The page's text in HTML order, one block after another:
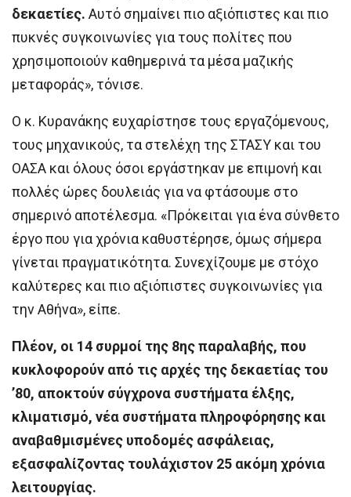
δεκαετίες. Αυτό σημαίνει πιο αξιόπιστες και πιο
πυκνές συγκοινωνίες για τους πολίτες που
χρησιμοποιούν καθημερινά τα μέσα μαζικής
μεταφοράς», τόνισε.
Ο κ. Κυρανάκης ευχαρίστησε τους εργαζόμενους,
τους μηχανικούς, τα στελέχη της ΣΤΑΣΥ και του
ΟΑΣΑ και όλους όσοι εργάστηκαν με επιμονή και
πολλές ώρες δουλειάς για να φτάσουμε στο
σημερινό αποτέλεσμα. «Πρόκειται για ένα σύνθετο
έργο που για χρόνια καθυστέρησε, όμως σήμερα
γίνεται πραγματικότητα. Συνεχίζουμε με στόχο
καλύτερες και πιο αξιόπιστες συγκοινωνίες για
την Αθήνα», είπε.
Πλέον, οι 14 συρμοί της 8ης παραλαβής, που
κυκλοφορούν από τις αρχές της δεκαετίας του
’80, αποκτούν σύγχρονα συστήματα έλξης,
κλιματισμό, νέα συστήματα πληροφόρησης και
αναβαθμισμένες υποδομές ασφάλειας,
εξασφαλίζοντας τουλάχιστον 25 ακόμη χρόνια
λειτουργίας.